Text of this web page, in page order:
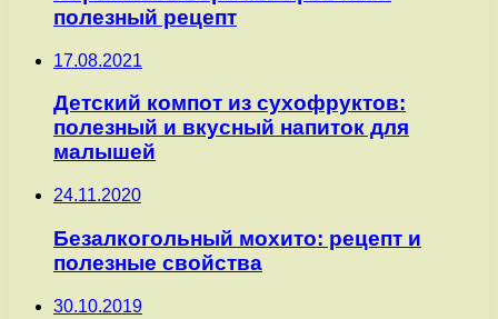
полезный рецепт
17.08.2021
Детский компот из сухофруктов:
полезный и вкусный напиток для
малышей
24.11.2020
Безалкогольный мохито: рецепт и
полезные свойства
30.10.2019